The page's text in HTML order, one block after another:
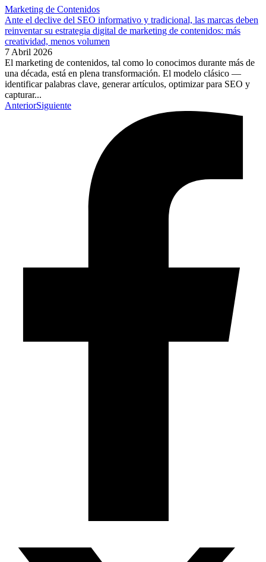
Marketing de Contenidos
Ante el declive del SEO informativo y tradicional, las marcas deben
reinventar su estrategia digital de marketing de contenidos: más
creatividad, menos volumen
7 Abril 2026
El marketing de contenidos, tal como lo conocimos durante más de
una década, está en plena transformación. El modelo clásico —
identificar palabras clave, generar artículos, optimizar para SEO y
capturar...
AnteriorSiguiente